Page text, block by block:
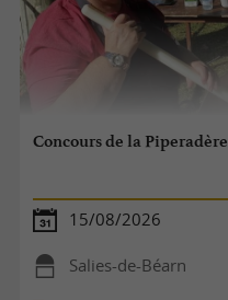
Concours de la Piperadère
15/08/2026
Salies-de-Béarn